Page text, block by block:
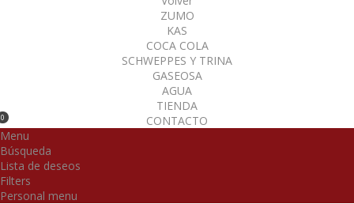
ZUMO
KAS
COCA COLA
SCHWEPPES Y TRINA
GASEOSA
AGUA
TIENDA
CONTACTO
0
Menu
Búsqueda
Lista de deseos
Filters
Personal menu